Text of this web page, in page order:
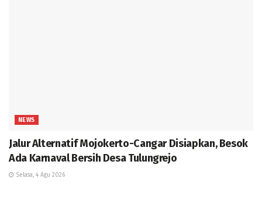
NEWS
Jalur Alternatif Mojokerto-Cangar Disiapkan, Besok
Ada Karnaval Bersih Desa Tulungrejo
Selasa, 4 Agu 2026